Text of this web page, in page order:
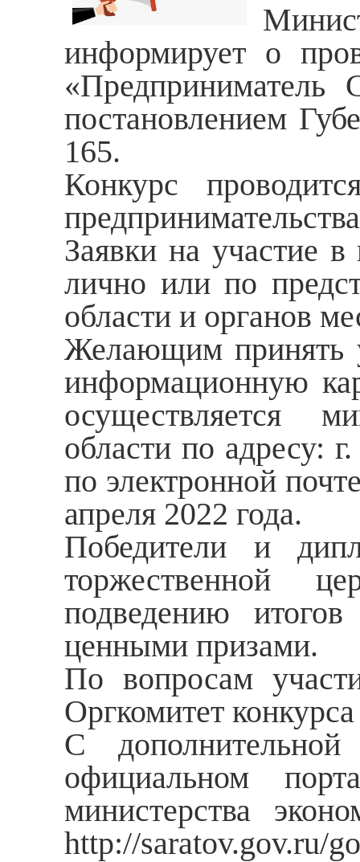
информирует о
«Предприниматель
постановлением
165.
Конкурс
Заявки на участие в
лично или по
области и органов
Желающим принять
информационную
осуществляется
области по адресу:
по электронной
апреля 2022 года.
Победители и
торжественной
подведению
ценными призами.
По вопросам
Оргкомитет
С
официальном
министерства
http://saratov.gov.ru/